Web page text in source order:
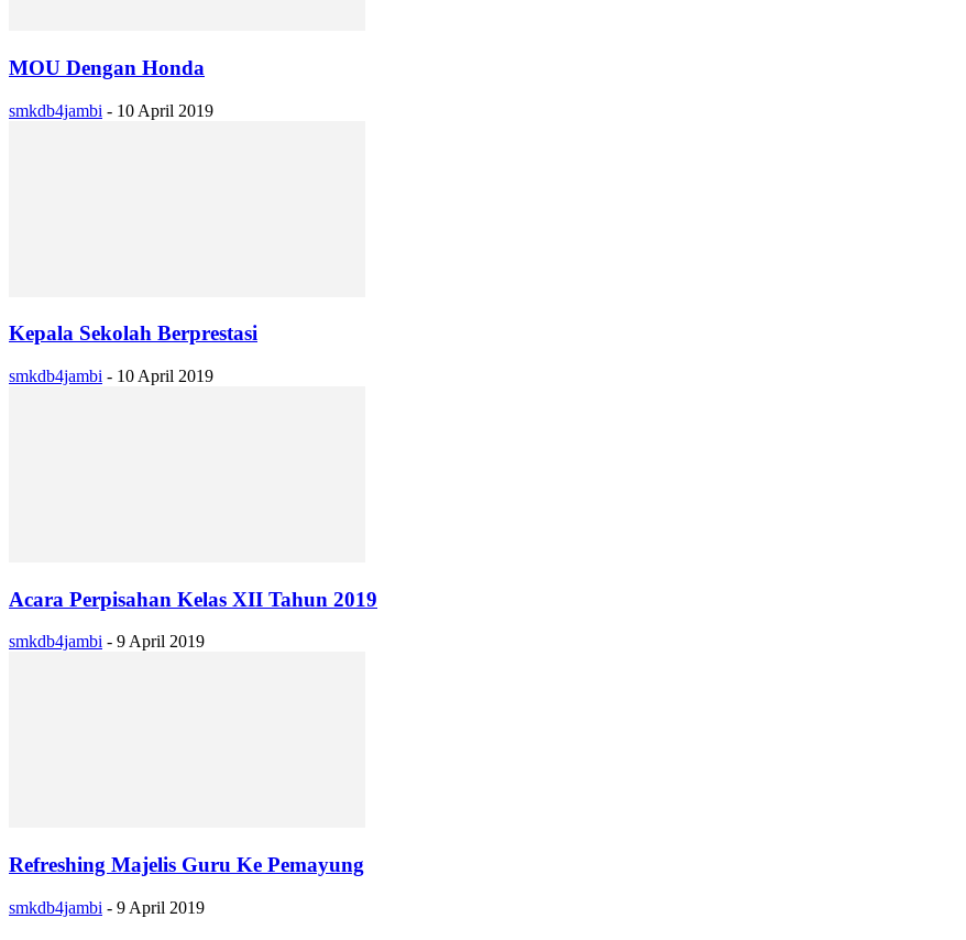
MOU Dengan Honda
smkdb4jambi - 10 April 2019
Kepala Sekolah Berprestasi
smkdb4jambi - 10 April 2019
Acara Perpisahan Kelas XII Tahun 2019
smkdb4jambi - 9 April 2019
Refreshing Majelis Guru Ke Pemayung
smkdb4jambi - 9 April 2019